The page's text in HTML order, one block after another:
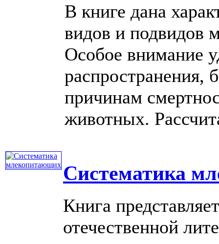
В книге дана
видов и подвидов
Особое внимание
распространения,
причинам
животных.
Систематика
Книга
отечественной